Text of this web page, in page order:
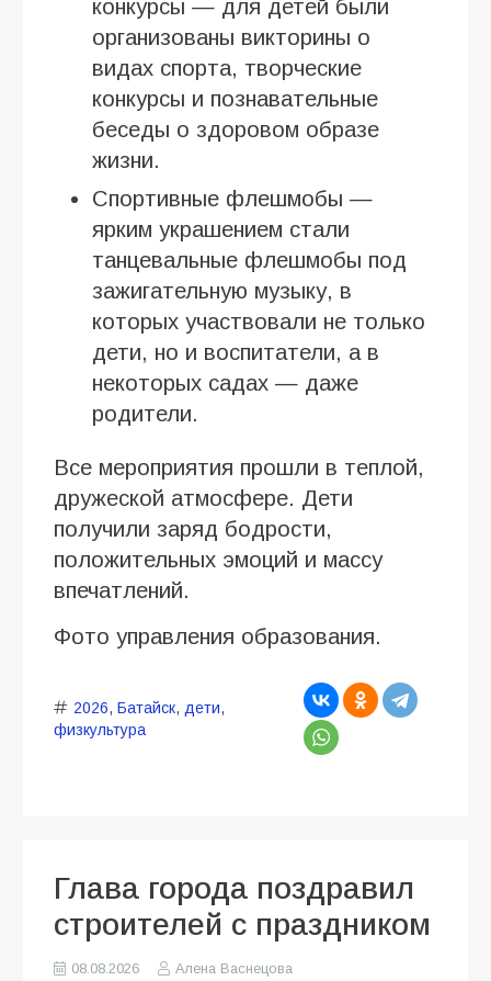
конкурсы — для детей были
организованы викторины о
видах спорта, творческие
конкурсы и познавательные
беседы о здоровом образе
жизни.
Спортивные флешмобы —
ярким украшением стали
танцевальные флешмобы под
зажигательную музыку, в
которых участвовали не только
дети, но и воспитатели, а в
некоторых садах — даже
родители.
Все мероприятия прошли в теплой,
дружеской атмосфере. Дети
получили заряд бодрости,
положительных эмоций и массу
впечатлений.
Фото управления образования.
2026, Батайск, дети,
физкультура
Глава города поздравил
строителей с праздником
08.08.2026
Алена Васнецова